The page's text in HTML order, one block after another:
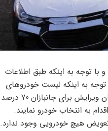
توجه به اینکه طبق اطلاعات
به اینکه لیست خودروهای
مذکور کمی تغییر کرده است، برای آخرین بار به اطلاع می رساند. 12/1402 22/22 امکان ویرایش برای جانبازان 70 درصد
به انتخاب خودرو نمایند.
تعویض هیچ خودرویی وجود ندارد.